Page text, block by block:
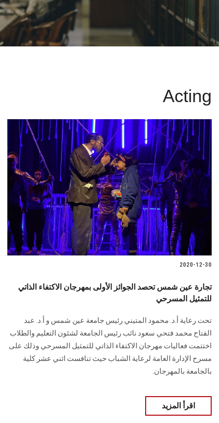
الشئون الأكاديمية
البحث العلمي
الأنظمة الذكية
الإعلام
تواصل معنا
الطلاب
هيئة التدريس
الخريجين
الزائـرون
Acting
2020-12-30
تجارة عين شمس تحصد الجوائز الأولى بمهرجان الاكتفاء الذاتي
للتمثيل المسرحي
تحت رعاية أ.د. محمود المتيني رئيس جامعة عين شمس و أ.د. عبد
الفتاح محمد فتحي سعود نائب رئيس الجامعة لشئون التعليم والطلاب
اختتمت فعاليات مهرجان الاكتفاء الذاتي للتمثيل المسرحي وذلك على
مسرح الإدارة العامة لرعاية الشباب حيث تنافست اثني عشر كلية
بالجامعة بالمهرجان.
اقرأ المزيد